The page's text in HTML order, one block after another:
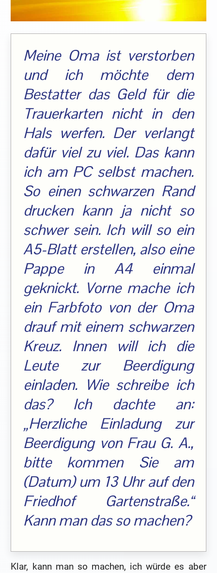
Meine Oma ist verstorben
und ich möchte dem
Bestatter das Geld für die
Trauerkarten nicht in den
Hals werfen. Der verlangt
dafür viel zu viel. Das kann
ich am PC selbst machen.
So einen schwarzen Rand
drucken kann ja nicht so
schwer sein. Ich will so ein
A5-Blatt erstellen, also eine
Pappe in A4 einmal
geknickt. Vorne mache ich
ein Farbfoto von der Oma
drauf mit einem schwarzen
Kreuz. Innen will ich die
Leute zur Beerdigung
einladen. Wie schreibe ich
das? Ich dachte an:
„Herzliche Einladung zur
Beerdigung von Frau G. A.,
bitte kommen Sie am
(Datum) um 13 Uhr auf den
Friedhof Gartenstraße.“
Kann man das so machen?
Klar, kann man so machen, ich würde es aber